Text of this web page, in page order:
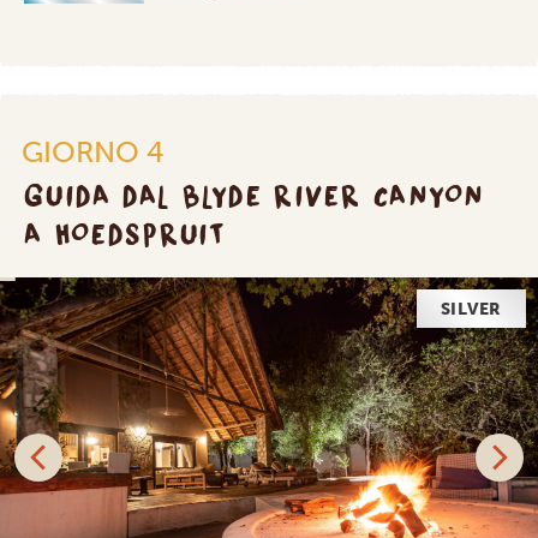
GIORNO 4
GUIDA DAL BLYDE RIVER CANYON
A HOEDSPRUIT
SILVER